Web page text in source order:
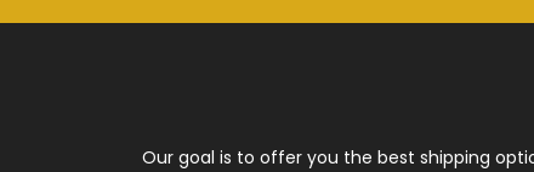
Our goal is to offer you the best shipping